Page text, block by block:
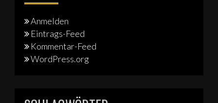
Anmelden
Eintrags-Feed
Kommentar-Feed
WordPress.org